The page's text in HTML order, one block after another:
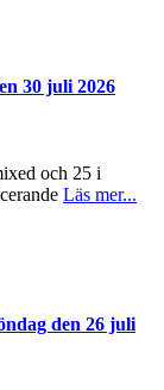
30 juli 2026
och 25 i
Läs mer...
den 26 juli